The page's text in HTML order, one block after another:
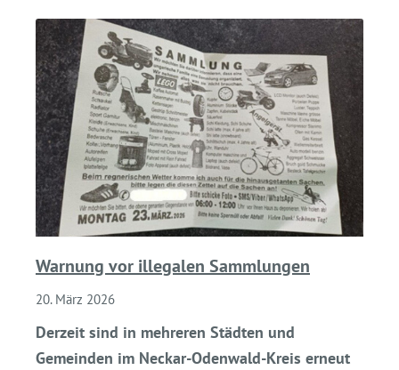
Warnung vor illegalen Sammlungen
20. März 2026
Derzeit sind in mehreren Städten und
Gemeinden im Neckar-Odenwald-Kreis erneut